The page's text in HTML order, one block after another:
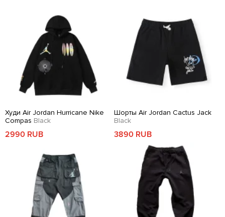
Худи Air Jordan Hurricane Nike
Compas Black
2990 RUB
Шорты Air Jordan Cactus Jack
Black
3890 RUB